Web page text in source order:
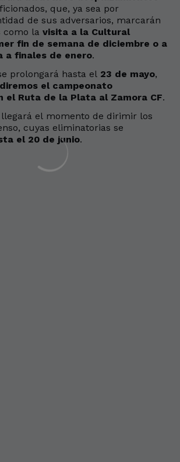
que, ya sea por
de sus adversarios, marcarán
como la visita a la Cultural
fin de semana de diciembre o a
a finales de enero.
prolongará hasta el 23 de mayo,
el campeonato
el Ruta de la Plata al Zamora CF.
el momento de dirimir los
cuyas eliminatorias se
el 20 de junio.